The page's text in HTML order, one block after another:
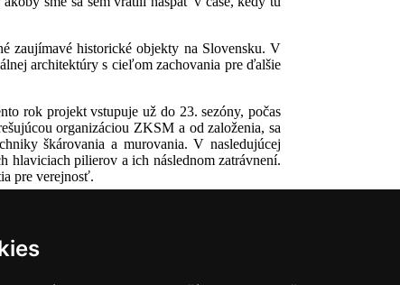
zaujímavé historické objekty na Slovensku. V
architektúry s cieľom zachovania pre ďalšie
rok projekt vstupuje už do 23. sezóny, počas
organizáciou ZKSM a od založenia, sa
škárovania a murovania. V nasledujúcej
hlaviciach pilierov a ich následnom zatrávnení.
pre verejnosť.